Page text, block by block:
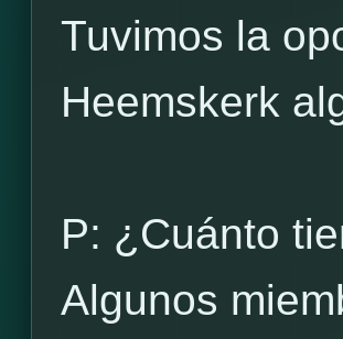
Tuvimos la
Heemskerk
P: ¿Cuánto
Algunos